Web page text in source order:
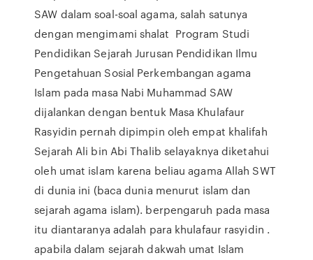
SAW dalam soal-soal agama, salah satunya
dengan mengimami shalat Program Studi
Pendidikan Sejarah Jurusan Pendidikan Ilmu
Pengetahuan Sosial Perkembangan agama
Islam pada masa Nabi Muhammad SAW
dijalankan dengan bentuk Masa Khulafaur
Rasyidin pernah dipimpin oleh empat khalifah
Sejarah Ali bin Abi Thalib selayaknya diketahui
oleh umat islam karena beliau agama Allah SWT
di dunia ini (baca dunia menurut islam dan
sejarah agama islam). berpengaruh pada masa
itu diantaranya adalah para khulafaur rasyidin .
apabila dalam sejarah dakwah umat Islam